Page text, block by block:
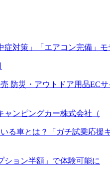
対策」「エアコン完備」
防災・アウトドア用品EC
ャンピングカー株式会社（
車とは？「ガチ試乗応援
ション半額」で体験可能に